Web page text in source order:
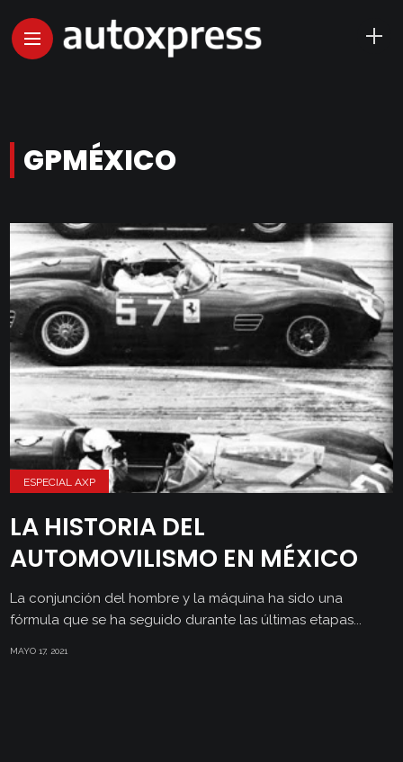
GPMÉXICO
ESPECIAL AXP
LA HISTORIA DEL
AUTOMOVILISMO EN MÉXICO
La conjunción del hombre y la máquina ha sido una
fórmula que se ha seguido durante las últimas etapas...
MAYO 17, 2021